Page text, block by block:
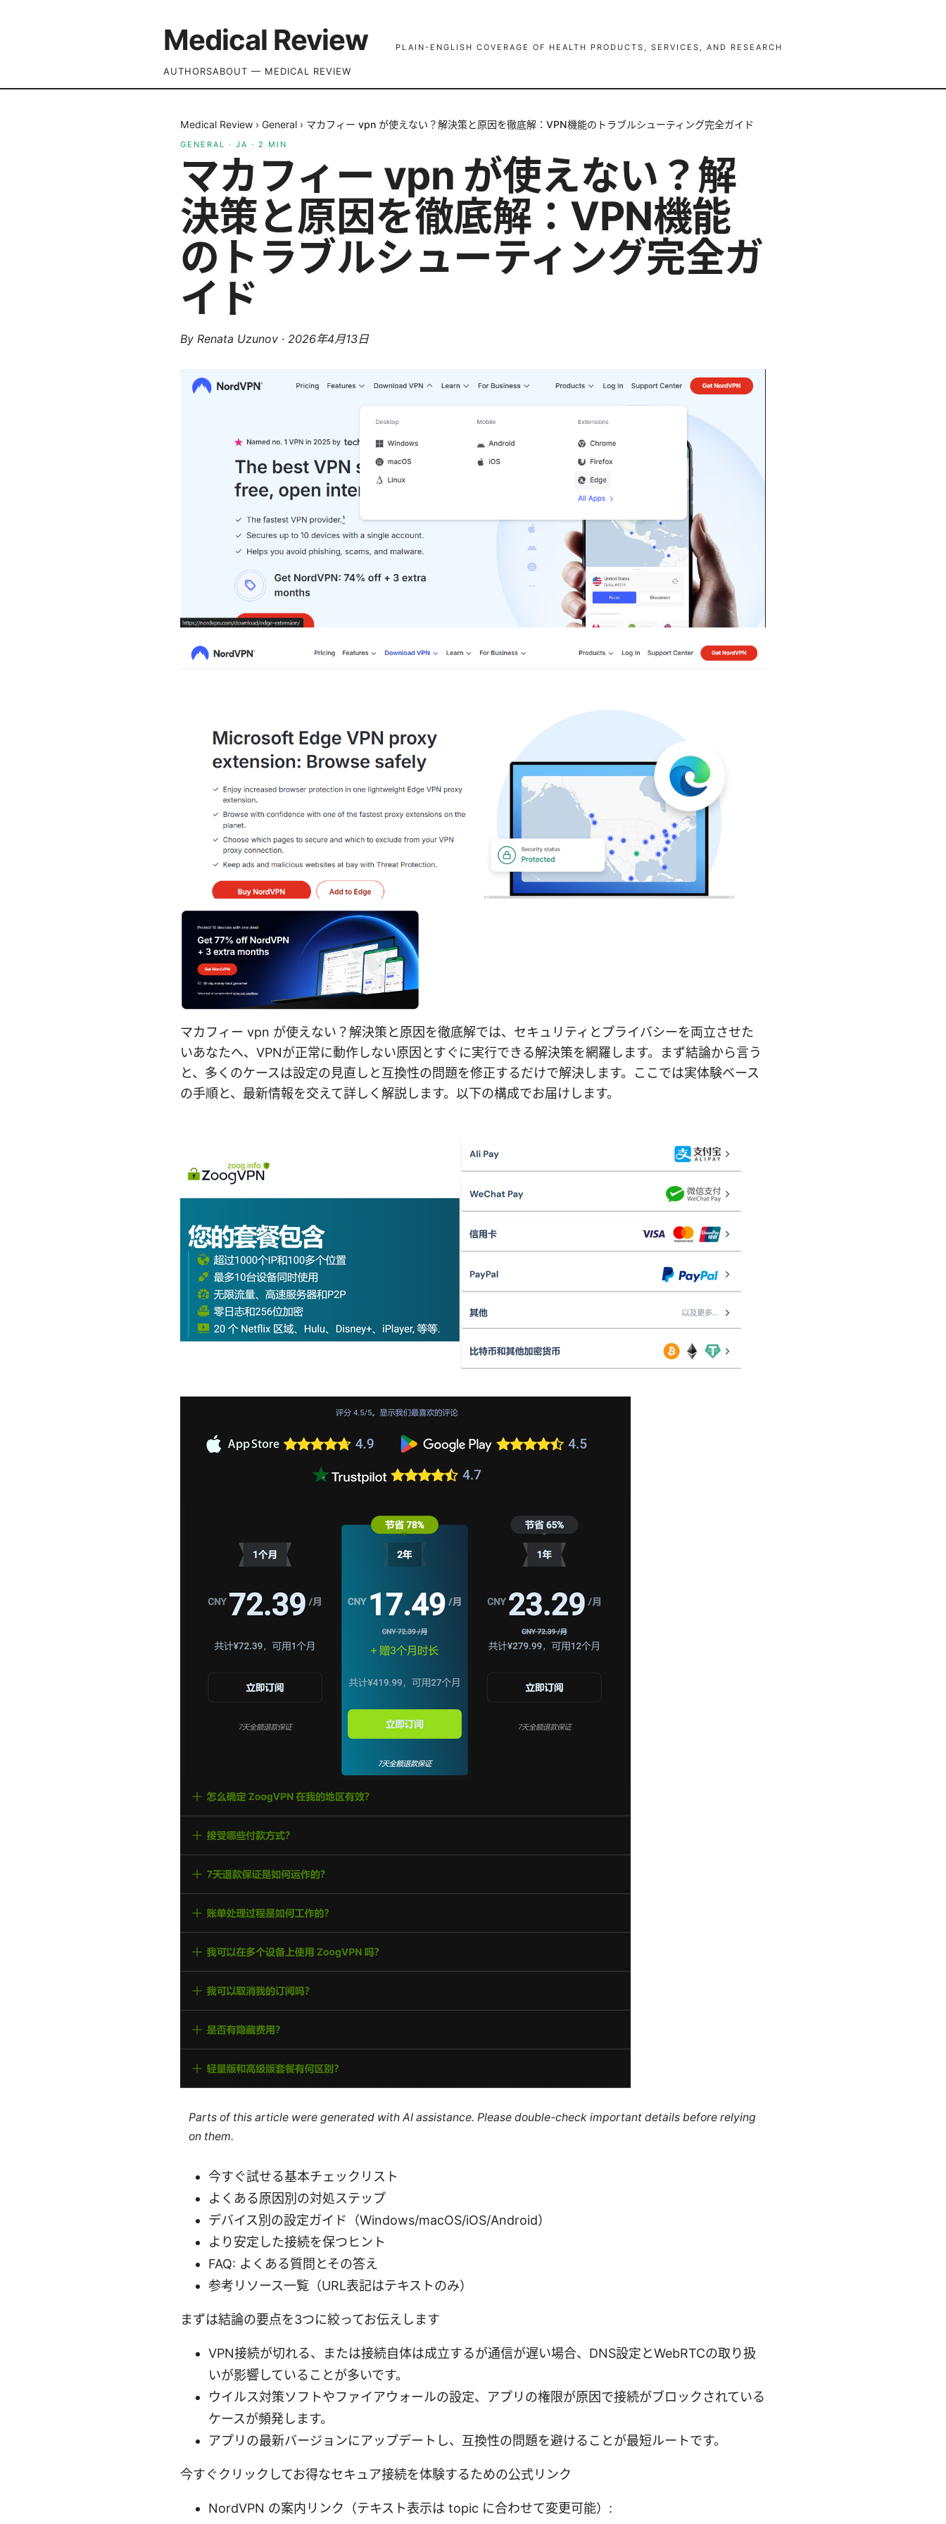
Medical Review PLAIN-ENGLISH COVERAGE OF HEALTH PRODUCTS, SERVICES, AND RESEARCH
AUTHORSABOUT — MEDICAL REVIEW
Medical Review › General › マカフィー vpn が使えない？解決策と原因を徹底解：VPN機能のトラブルシューティング完全ガイド
GENERAL · JA · 2 MIN
マカフィー vpn が使えない？解
決策と原因を徹底解：VPN機能
のトラブルシューティング完全ガ
イド
By Renata Uzunov · 2026年4月13日
マカフィー vpn が使えない？解決策と原因を徹底解では、セキュリティとプライバシーを両立させた
いあなたへ、VPNが正常に動作しない原因とすぐに実行できる解決策を網羅します。まず結論から言う
と、多くのケースは設定の見直しと互換性の問題を修正するだけで解決します。ここでは実体験ベース
の手順と、最新情報を交えて詳しく解説します。以下の構成でお届けします。
Parts of this article were generated with AI assistance. Please double-check important details before relying
on them.
今すぐ試せる基本チェックリスト
よくある原因別の対処ステップ
デバイス別の設定ガイド（Windows/macOS/iOS/Android）
より安定した接続を保つヒント
FAQ: よくある質問とその答え
参考リソース一覧（URL表記はテキストのみ）
まずは結論の要点を3つに絞ってお伝えします
VPN接続が切れる、または接続自体は成立するが通信が遅い場合、DNS設定とWebRTCの取り扱
いが影響していることが多いです。
ウイルス対策ソフトやファイアウォールの設定、アプリの権限が原因で接続がブロックされている
ケースが頻発します。
アプリの最新バージョンにアップデートし、互換性の問題を避けることが最短ルートです。
今すぐクリックしてお得なセキュア接続を体験するための公式リンク
NordVPN の案内リンク（テキスト表示は topic に合わせて変更可能）: